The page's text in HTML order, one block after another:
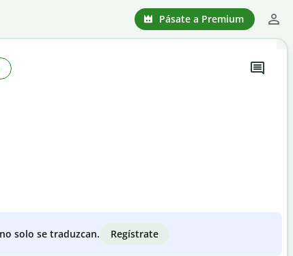
Pásate a Premium
solo se traduzcan. Regístrate